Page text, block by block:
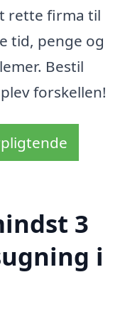
rette firma til
tid, penge og
Bestil
forskellen!
3
i